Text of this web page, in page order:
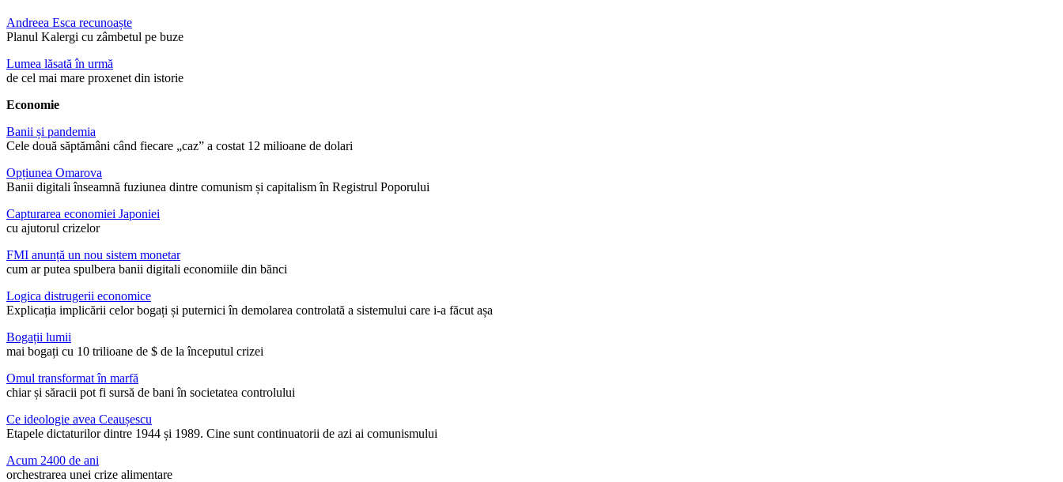
Andreea Esca recunoaște
Planul Kalergi cu zâmbetul pe buze
Lumea lăsată în urmă
de cel mai mare proxenet din istorie
Economie
Banii și pandemia
Cele două săptămâni când fiecare „caz” a costat 12 milioane de dolari
Opțiunea Omarova
Banii digitali înseamnă fuziunea dintre comunism și capitalism în Registrul Poporului
Capturarea economiei Japoniei
cu ajutorul crizelor
FMI anunță un nou sistem monetar
cum ar putea spulbera banii digitali economiile din bănci
Logica distrugerii economice
Explicația implicării celor bogați și puternici în demolarea controlată a sistemului care i-a făcut așa
Bogații lumii
mai bogați cu 10 trilioane de $ de la începutul crizei
Omul transformat în marfă
chiar și săracii pot fi sursă de bani în societatea controlului
Ce ideologie avea Ceaușescu
Etapele dictaturilor dintre 1944 și 1989. Cine sunt continuatorii de azi ai comunismului
Acum 2400 de ani
orchestrarea unei crize alimentare